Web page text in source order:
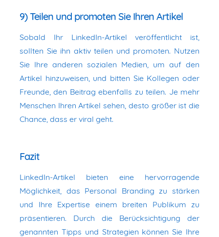
9) Teilen und promoten Sie Ihren Artikel
Sobald Ihr LinkedIn-Artikel veröffentlicht ist,
sollten Sie ihn aktiv teilen und promoten. Nutzen
Sie Ihre anderen sozialen Medien, um auf den
Artikel hinzuweisen, und bitten Sie Kollegen oder
Freunde, den Beitrag ebenfalls zu teilen. Je mehr
Menschen Ihren Artikel sehen, desto größer ist die
Chance, dass er viral geht.
Fazit
LinkedIn-Artikel bieten eine hervorragende
Möglichkeit, das Personal Branding zu stärken
und Ihre Expertise einem breiten Publikum zu
präsentieren. Durch die Berücksichtigung der
genannten Tipps und Strategien können Sie Ihre